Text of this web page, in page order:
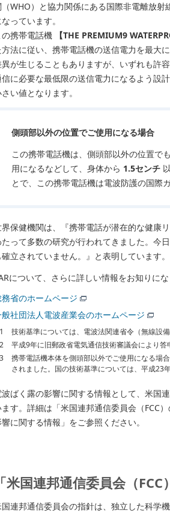
WHO）と協力関係にある国際非電離放
っています。
携帯電話機
【THE PREMIUM9
法に従い、携帯電話機の送信電力を最大
が生じることもありますが、いずれも許
に必要な最低限の送信電力になるよう設
い値となります。
側頭部以外の位置でご使用になる場合
この携帯電話機は、側頭部以外の位置で
用になるなどして、身体から 1.5センチ
とで、この携帯電話機は電波防護の国際
保健機関は、『携帯電話が潜在的な健康
って多数の研究が行われてきました。今
立されていません。』と表明しています。
について、さらに詳しい情報をお知りに
省のホームページ
社団法人電波産業会のホームページ
技術基準については、電波法関連省令（無線設
平成9年に旧郵政省電気通信技術審議会により答
携帯電話機本体を側頭部以外でご使用になる場
されました。国の技術基準については、平成23
ばく露の影響に関する情報として、米国
す。詳細は「米国連邦通信委員会（FCC
に関する情報」をご参照ください。
米国連邦通信委員会（
連邦通信委員会の指針は、独立した科学